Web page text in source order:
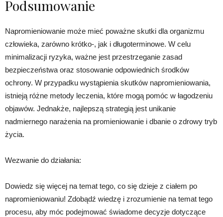
Podsumowanie
Napromieniowanie może mieć poważne skutki dla organizmu
człowieka, zarówno krótko-, jak i długoterminowe. W celu
minimalizacji ryzyka, ważne jest przestrzeganie zasad
bezpieczeństwa oraz stosowanie odpowiednich środków
ochrony. W przypadku wystąpienia skutków napromieniowania,
istnieją różne metody leczenia, które mogą pomóc w łagodzeniu
objawów. Jednakże, najlepszą strategią jest unikanie
nadmiernego narażenia na promieniowanie i dbanie o zdrowy tryb
życia.
Wezwanie do działania:
Dowiedz się więcej na temat tego, co się dzieje z ciałem po
napromieniowaniu! Zdobądź wiedzę i zrozumienie na temat tego
procesu, aby móc podejmować świadome decyzje dotyczące